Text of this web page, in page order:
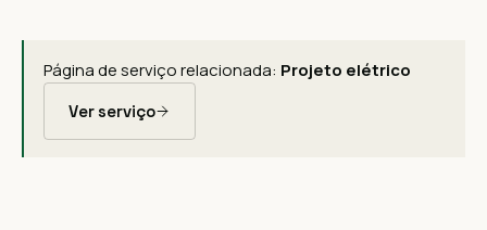
Página de serviço relacionada: Projeto elétrico
Ver serviço